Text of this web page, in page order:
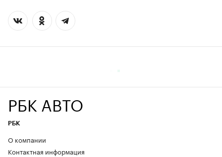
РБК АВТО
РБК
О компании
Контактная информация